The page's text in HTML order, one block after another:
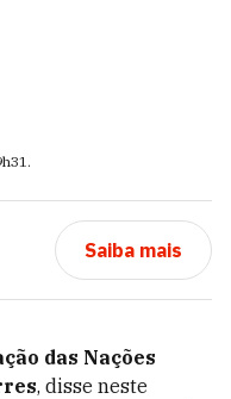
.
Saiba mais
das Nações
, disse neste